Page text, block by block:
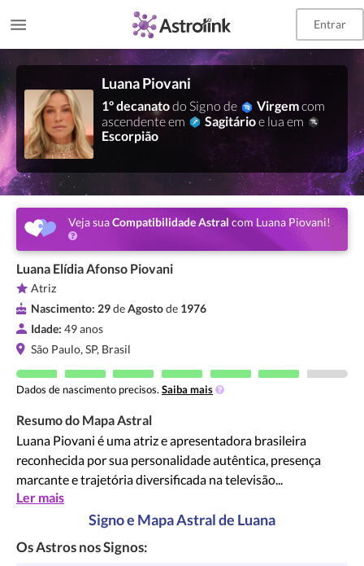
Entrar
Luana Piovani
1º decanatodo Signo de Virgemcom
ascendente em
Sagitárioe lua em
Escorpião
Veja suaCompatibilidade Astral com Luana Piovani!
Luana Elídia Afonso Piovani
Atriz
Nascimento: 29deAgostode 1976
Idade: 49 anos
São Paulo, SP, Brasil
Dados de nascimento precisos. Saiba mais
Resumo do Mapa Astral
Luana Piovani é uma atriz e apresentadora brasileira
reconhecida por sua personalidade autêntica, presença
marcante e trajetória diversificada na televisão...
Ler mais
Signo e Mapa Astral de Luana
Os Astros nos Signos: